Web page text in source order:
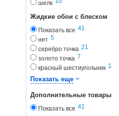
шелк
Жидкие обои с блеском
Показать все 41
нет 5
серебро точка 21
золото точка 7
красный шестиугольник 1
оранжевый хамелеон
Показать еще
Дополнительные товары
Показать все 41